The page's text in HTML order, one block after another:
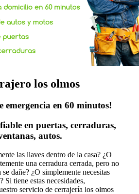
los olmos
emergencia en 60 minutos!
en puertas, cerraduras,
autos.
las llaves dentro de la casa? ¿O
una cerradura cerrada, pero no
dañe? ¿O simplemente necesitas
Si tiene estas necesidades,
servicio de cerrajería los olmos